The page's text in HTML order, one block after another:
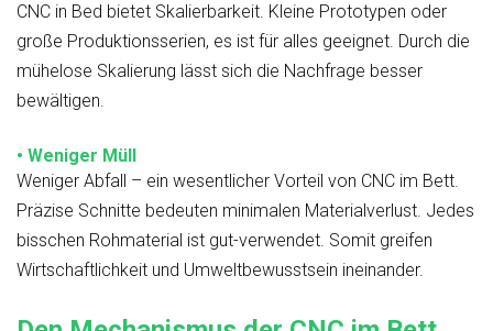
CNC in Bed bietet Skalierbarkeit. Kleine Prototypen oder
große Produktionsserien, es ist für alles geeignet. Durch die
mühelose Skalierung lässt sich die Nachfrage besser
bewältigen.
• Weniger Müll
Weniger Abfall – ein wesentlicher Vorteil von CNC im Bett.
Präzise Schnitte bedeuten minimalen Materialverlust. Jedes
bisschen Rohmaterial ist gut-verwendet. Somit greifen
Wirtschaftlichkeit und Umweltbewusstsein ineinander.